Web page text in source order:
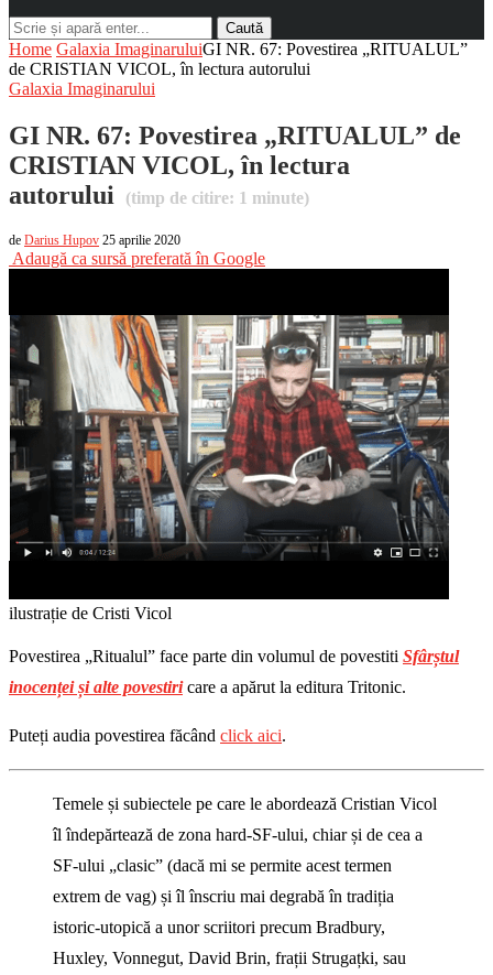
Caută
Home Galaxia ImaginaruluiGI NR. 67: Povestirea „RITUALUL”
de CRISTIAN VICOL, în lectura autorului
Galaxia Imaginarului
GI NR. 67: Povestirea „RITUALUL” de
CRISTIAN VICOL, în lectura
autorului
(timp de citire: 1 minute)
de Darius Hupov 25 aprilie 2020
Adaugă ca sursă preferată în Google
ilustrație de Cristi Vicol
Povestirea „Ritualul” face parte din volumul de povestiti Sfârștul
inocenței și alte povestiricare a apărut la editura Tritonic.
Puteți audia povestirea făcând click aici.
Temele și subiectele pe care le abordează Cristian Vicol
îl îndepărtează de zona hard-SF-ului, chiar și de cea a
SF-ului „clasic” (dacă mi se permite acest termen
extrem de vag) și îl înscriu mai degrabă în tradiția
istoric-utopică a unor scriitori precum Bradbury,
Huxley, Vonnegut, David Brin, frații Strugațki, sau